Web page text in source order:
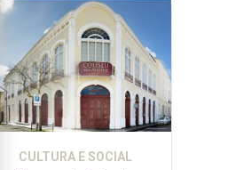
CULTURA E SOCIAL